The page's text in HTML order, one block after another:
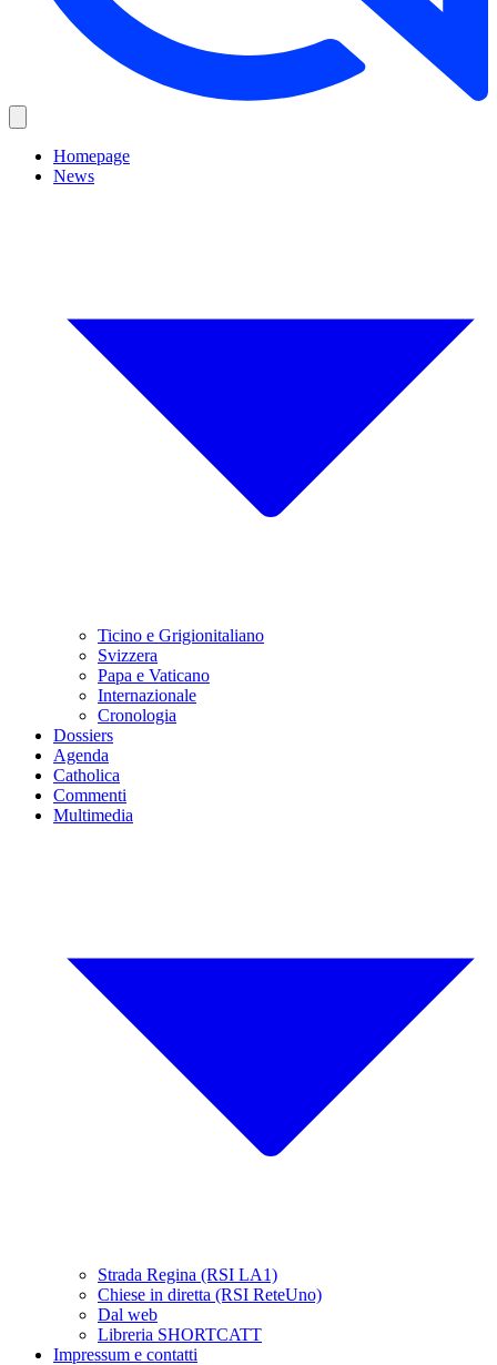
Homepage
News
Ticino e Grigionitaliano
Svizzera
Papa e Vaticano
Internazionale
Cronologia
Dossiers
Agenda
Catholica
Commenti
Multimedia
Strada Regina (RSI LA1)
Chiese in diretta (RSI ReteUno)
Dal web
Libreria SHORTCATT
Impressum e contatti